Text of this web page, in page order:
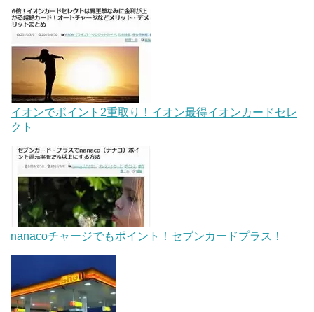
イオンでポイント2重取り！イオン最得イオンカードセレ
クト
nanacoチャージでもポイント！セブンカードプラス！